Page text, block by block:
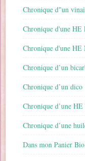
Chronique d"un
Chronique d'une HE
Chronique d'une HE
Chronique d’un
Chronique d’un dico
Chronique d’une HE
Chronique d’une
Dans mon Panier Bio